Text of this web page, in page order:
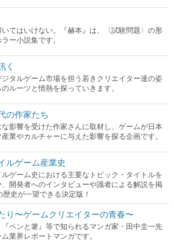
てはいけない。『赫本』は、〈試験問題〉の形
ー小説集です。
く
タルゲーム市場を担う若きクリエイター達の姿
ルーツと情熱を探っていきます。
の作家たち
影響を受けた作家さんに取材し、ゲームが日本
業やカルチャーに与えた影響を探る企画です。
ルゲーム産業史
ルゲーム史における主要なトピック・タイトルを
開発者へのインタビューや識者による解説を掲
史が一望できる決定版！
り〜ゲームクリエイターの青春〜
『ペンと箸』等で知られるマンガ家・田中圭一先
業界レポートマンガです。